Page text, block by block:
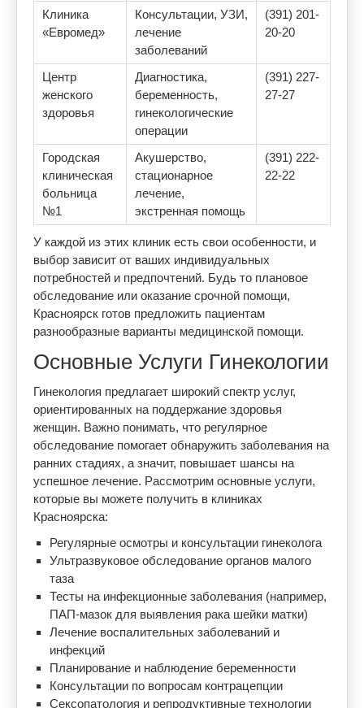
Клиника
«Евромед»
Консультации, УЗИ,
лечение
заболеваний
(391) 201-
20-20
Центр
женского
здоровья
Диагностика,
беременность,
гинекологические
операции
(391) 227-
27-27
Городская
клиническая
больница
№1
Акушерство,
стационарное
лечение,
экстренная помощь
(391) 222-
22-22
У каждой из этих клиник есть свои особенности, и
выбор зависит от ваших индивидуальных
потребностей и предпочтений. Будь то плановое
обследование или оказание срочной помощи,
Красноярск готов предложить пациентам
разнообразные варианты медицинской помощи.
Основные Услуги Гинекологии
Гинекология предлагает широкий спектр услуг,
ориентированных на поддержание здоровья
женщин. Важно понимать, что регулярное
обследование помогает обнаружить заболевания на
ранних стадиях, а значит, повышает шансы на
успешное лечение. Рассмотрим основные услуги,
которые вы можете получить в клиниках
Красноярска:
Регулярные осмотры и консультации гинеколога
Ультразвуковое обследование органов малого
таза
Тесты на инфекционные заболевания (например,
ПАП-мазок для выявления рака шейки матки)
Лечение воспалительных заболеваний и
инфекций
Планирование и наблюдение беременности
Консультации по вопросам контрацепции
Сексопатология и репродуктивные технологии